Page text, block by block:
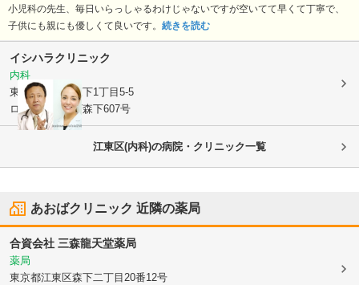
小児科の先生、毎日いらっしゃるわけじゃないですが空いてて早くて丁寧で、
子供にも親にも優しくて良いです。 続きを読む
イシハラクリニック
内科
東京都江東区森下1丁目5-5
ロイヤルプラザ森下607号
江東区(内科)の病院・クリニック一覧
あおばクリニック 近隣の薬局
合資会社 三森龍天堂薬局
薬局
東京都江東区森下二丁目20番12号